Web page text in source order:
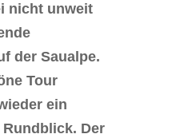
nicht unweit
der Saualpe.
Tour
ein
Rundblick. Der